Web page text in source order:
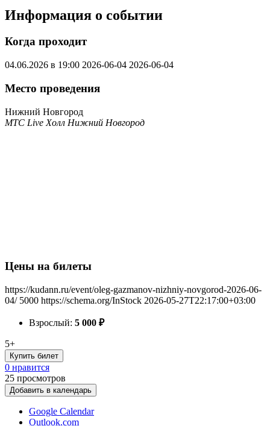
Информация о событии
Когда проходит
04.06.2026 в 19:00 2026-06-04 2026-06-04
Место проведения
Нижний Новгород
МТС Live Холл Нижний Новгород
Цены на билеты
https://kudann.ru/event/oleg-gazmanov-nizhniy-novgorod-2026-06-
04/ 5000 https://schema.org/InStock 2026-05-27T22:17:00+03:00
Взрослый: 5 000 ₽
5+
Купить билет
0 нравится
25 просмотров
Добавить в календарь
Google Calendar
Outlook.com